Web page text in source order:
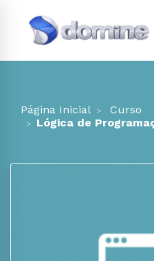
Página Inicial
Curso
Lógica de